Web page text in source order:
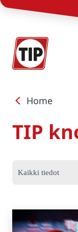
Home
TIP
Kaikki tiedot